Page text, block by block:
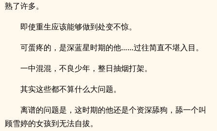
熟了许多。
即使重生应该能够做到处变不惊。
可蛋疼的，是深蓝星时期的他……过往简直不堪入目。
一中混混，不良少年，整日抽烟打架。
其实这些都不算什么大问题。
离谱的问题是，这时期的他还是个资深舔狗，舔一个叫
顾雪婷的女孩到无法自拔。